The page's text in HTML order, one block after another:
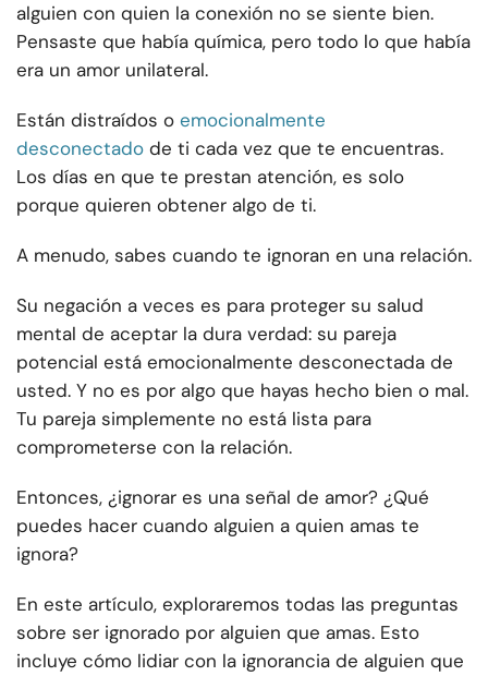
alguien con quien la conexión no se siente bien.
Pensaste que había química, pero todo lo que había
era un amor unilateral.
Están distraídos o emocionalmente
desconectado de ti cada vez que te encuentras.
Los días en que te prestan atención, es solo
porque quieren obtener algo de ti.
A menudo, sabes cuando te ignoran en una relación.
Su negación a veces es para proteger su salud
mental de aceptar la dura verdad: su pareja
potencial está emocionalmente desconectada de
usted. Y no es por algo que hayas hecho bien o mal.
Tu pareja simplemente no está lista para
comprometerse con la relación.
Entonces, ¿ignorar es una señal de amor? ¿Qué
puedes hacer cuando alguien a quien amas te
ignora?
En este artículo, exploraremos todas las preguntas
sobre ser ignorado por alguien que amas. Esto
incluye cómo lidiar con la ignorancia de alguien que